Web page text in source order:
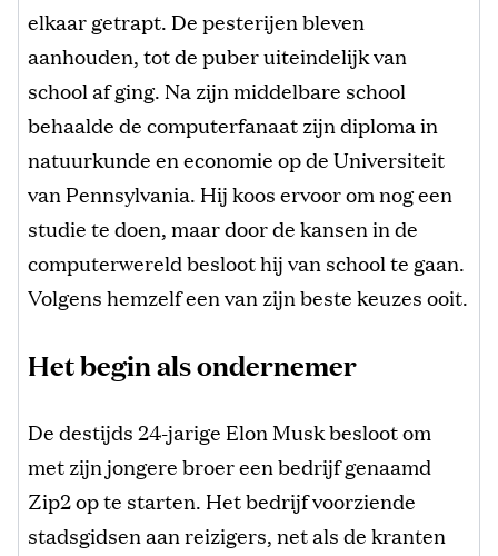
elkaar getrapt. De pesterijen bleven
aanhouden, tot de puber uiteindelijk van
school af ging. Na zijn middelbare school
behaalde de computerfanaat zijn diploma in
natuurkunde en economie op de Universiteit
van Pennsylvania. Hij koos ervoor om nog een
studie te doen, maar door de kansen in de
computerwereld besloot hij van school te gaan.
Volgens hemzelf een van zijn beste keuzes ooit.
Het begin als ondernemer
De destijds 24-jarige Elon Musk besloot om
met zijn jongere broer een bedrijf genaamd
Zip2 op te starten. Het bedrijf voorziende
stadsgidsen aan reizigers, net als de kranten